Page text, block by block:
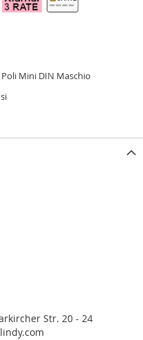
Mini DIN Maschio
Str. 20 - 24